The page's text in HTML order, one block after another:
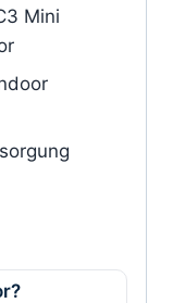
Mini